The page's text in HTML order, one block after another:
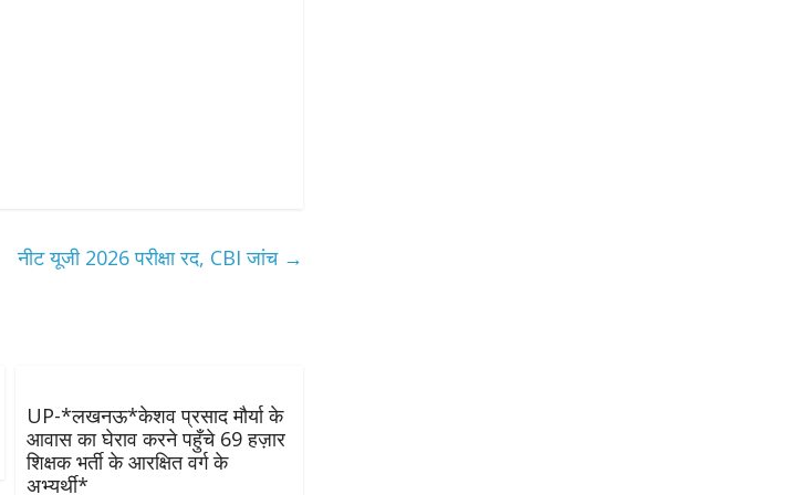
नीट यूजी 2026 परीक्षा रद, CBI जांच →
UP-*लखनऊ*केशव प्रसाद मौर्या के
आवास का घेराव करने पहुँचे 69 हज़ार
शिक्षक भर्ती के आरक्षित वर्ग के
अभ्यर्थी*